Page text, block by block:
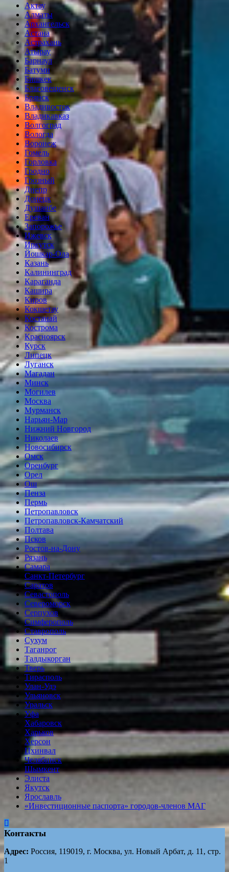
Актау
Алматы
Архангельск
Астана
Астрахань
Атырау
Барнаул
Батуми
Бишкек
Благовещенск
Брянск
Владивосток
Владикавказ
Волгоград
Вологда
Воронеж
Гомель
Горловка
Гродно
Грозный
Днепр
Донецк
Душанбе
Ереван
Запорожье
Ижевск
Иркутск
Йошкар-Ола
Казань
Калининград
Караганда
Кашира
Киров
Кокшетау
Костанай
Кострома
Красноярск
Курск
Липецк
Луганск
Магадан
Минск
Могилев
Москва
Мурманск
Нарьян-Мар
Нижний Новгород
Николаев
Новосибирск
Омск
Оренбург
Орел
Ош
Пенза
Пермь
Петропавловск
Петропавловск-Камчатский
Полтава
Псков
Ростов-на-Дону
Рязань
Самара
Санкт-Петербург
Саратов
Севастополь
Североморск
Серпухов
Симферополь
Ставрополь
Сухум
Таганрог
Tалдыкорган
Тверь
Тирасполь
Улан-Удэ
Ульяновск
Уральск
Уфа
Хабаровск
Харьков
Херсон
Цхинвал
Челябинск
Шымкент
Элиста
Якутск
Ярославль
«Инвестиционные паспорта» городов-членов МАГ
Контакты
Адрес: Россия, 119019, г. Москва, ул. Новый Арбат, д. 11, стр.
1